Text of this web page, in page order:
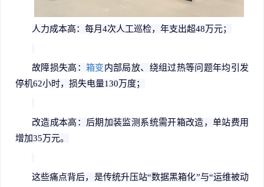
人力成本高：每月4次人工巡检，年支出超48万元；
故障损失高：箱变内部局放、绕组过热等问题年均引发
停机62小时，损失电量130万度；
改造成本高：后期加装监测系统需开箱改造，单站费用
增加35万元。
这些痛点背后，是传统升压站“数据黑箱化”与“运维被动